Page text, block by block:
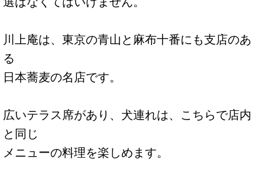
川上庵は、東京の青山と麻布十番にも支店のあ
る
日本蕎麦の名店です。
広いテラス席があり、犬連れは、こちらで店内
と同じ
メニューの料理を楽しめます。